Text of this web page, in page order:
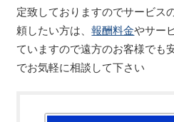
定致しておりますのでサービス
頼したい方は、報酬料金やサー
ていますので遠方のお客様でも
でお気軽に相談して下さい